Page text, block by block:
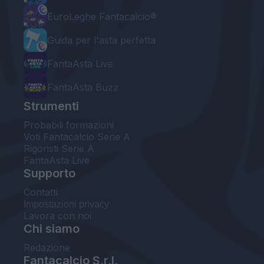
EuroLeghe Fantacalcio®
Guida per l'asta perfetta
FantaAsta Live
FantaAsta Buzz
Strumenti
Probabili formazioni
Voti Fantacalcio Serie A
Rigoristi Serie A
FantaAsta Live
Supporto
Contatti
Impostazioni privacy
Lavora con noi
Chi siamo
Redazione
Fantacalcio S.r.l.